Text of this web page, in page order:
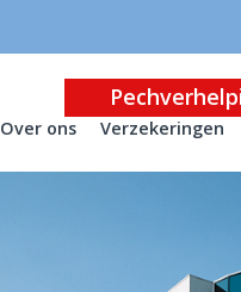
Over ons Verzekeringen